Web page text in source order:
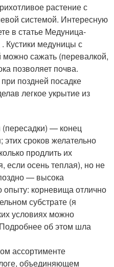
растение с
системой. Интересную
в статье Медуница-
Кустики медуницы с
сажать (перевалкой,
позволяет почва.
поздней посадке
легкое укрытие из
— конец
этих сроков желательно
продлить их
если осень теплая), но не
— высока
опыту: корневища отлично
субстрате (я
условиях можно
об этом шла
ассортименте
объединяющем